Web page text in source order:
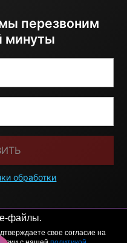
файлы.
свое согласие на
перезвоним
минуты
обработки